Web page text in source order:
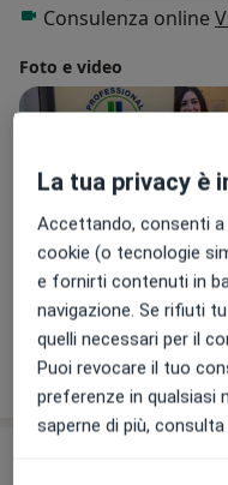
Consulenza online
Foto e video
Visualizza galleria
La tua privacy è
Accettando, consenti
cookie (o tecnologie
e fornirti contenuti in
navigazione. Se rifiuti
quelli necessari per il
Puoi revocare il tuo
preferenze in qualsiasi
saperne di più,